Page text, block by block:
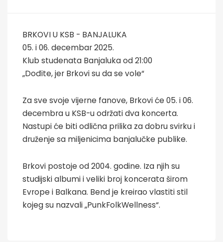
BRKOVI U KSB - BANJALUKA
05. i 06. decembar 2025.
Klub studenata Banjaluka od 21:00
„Dođite, jer Brkovi su da se vole“
Za sve svoje vijerne fanove, Brkovi će 05. i 06.
decembra u KSB-u održati dva koncerta.
Nastupi će biti odlična prilika za dobru svirku i
druženje sa miljenicima banjalučke publike.
Brkovi postoje od 2004. godine. Iza njih su
studijski albumi i veliki broj koncerata širom
Evrope i Balkana. Bend je kreirao vlastiti stil
kojeg su nazvali „PunkFolkWellness“.